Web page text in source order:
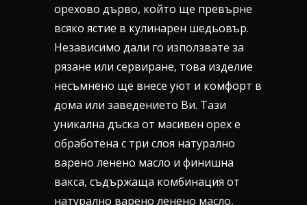
орехово дърво, който ще превърне
всяко ястие в кулинарен шедьовър.
Независимо дали го използвате за
рязане или сервиране, това изделие
несъмнено ще внесе уют и комфорт в
дома или заведението Ви. Тази
уникална дъска от масивен орех е
обработена с три слоя натурално
варено ленено масло и финишна
вакса, съдържаща комбинация от
натурално варено ленено масло,